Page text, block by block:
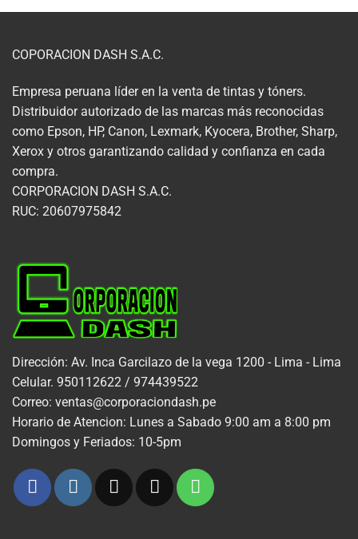
COPORACION DASH S.A.C.
Empresa peruana líder en la venta de tintas y tóners.
Distribuidor autorizado de las marcas más reconocidas
como Epson, HP, Canon, Lexmark, Kyocera, Brother, Sharp,
Xerox y otros garantizando calidad y confianza en cada
compra.
CORPORACION DASH S.A.C.
RUC: 20607975842
Dirección: Av. Inca Garcilazo de la vega 1200 - Lima - Lima
Celular. 950112622 / 974439522
Correo: ventas@corporaciondash.pe
Horario de Atencion: Lunes a Sabado 9:00 am a 8:00 pm
Domingos y Feriados: 10-5pm